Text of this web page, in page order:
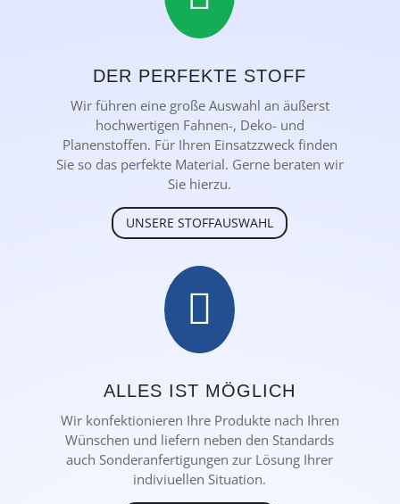
DER PERFEKTE STOFF
Wir führen eine große Auswahl an äußerst
hochwertigen Fahnen-, Deko- und
Planenstoffen. Für Ihren Einsatzzweck finden
Sie so das perfekte Material. Gerne beraten wir
Sie hierzu.
UNSERE STOFFAUSWAHL

ALLES IST MÖGLICH
Wir konfektionieren Ihre Produkte nach Ihren
Wünschen und liefern neben den Standards
auch Sonderanfertigungen zur Lösung Ihrer
indiviuellen Situation.